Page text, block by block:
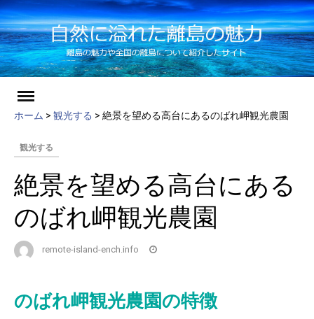
ホーム > 観光する > 絶景を望める高台にあるのばれ岬観光農園
観光する
絶景を望める高台にある
のばれ岬観光農園
remote-island-ench.info
のばれ岬観光農園の特徴